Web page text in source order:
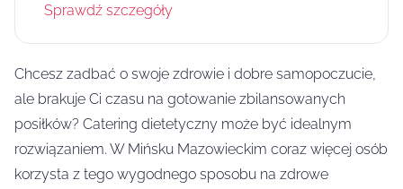
Sprawdź szczegóły
Chcesz zadbać o swoje zdrowie i dobre samopoczucie,
ale brakuje Ci czasu na gotowanie zbilansowanych
posiłków? Catering dietetyczny może być idealnym
rozwiązaniem. W Mińsku Mazowieckim coraz więcej osób
korzysta z tego wygodnego sposobu na zdrowe